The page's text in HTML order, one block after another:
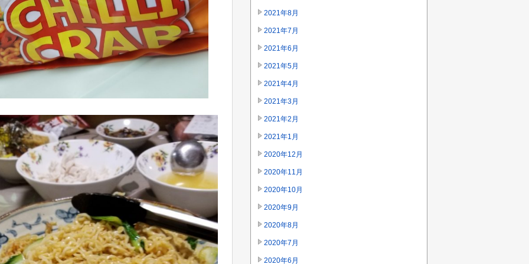
2021年8月
2021年7月
2021年6月
2021年5月
2021年4月
2021年3月
2021年2月
2021年1月
2020年12月
2020年11月
2020年10月
2020年9月
2020年8月
2020年7月
2020年6月